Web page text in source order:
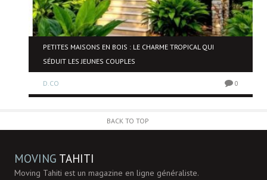
PETITES MAISONS EN BOIS : LE CHARME TROPICAL QUI
SÉDUIT LES JEUNES COUPLES
D.CO 0
BACK TO TOP
MOVING TAHITI
Moving Tahiti est un magazine en ligne généraliste.